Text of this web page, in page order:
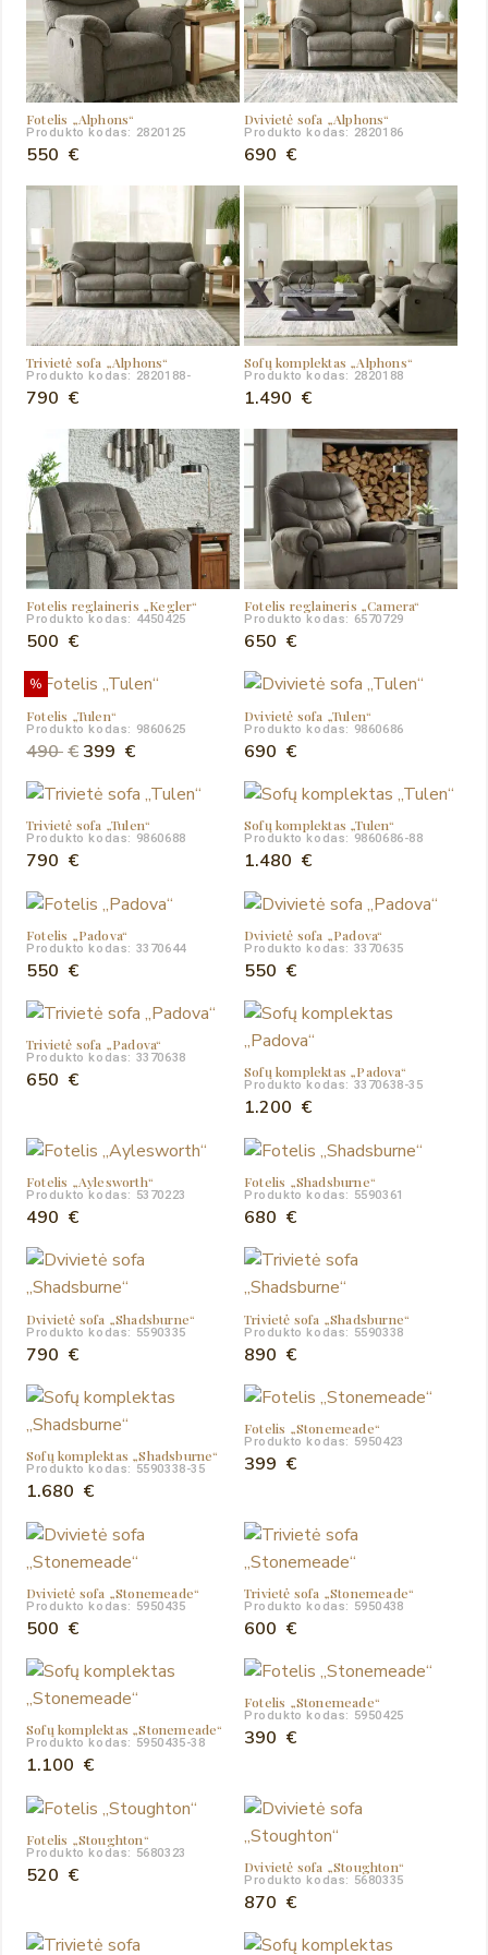
Fotelis „Alphons“
Produkto kodas: 2820125
550 €
Dvivietė sofa „Alphons“
Produkto kodas: 2820186
690 €
Trivietė sofa „Alphons“
Produkto kodas: 2820188-
790 €
Sofų komplektas „Alphons“
Produkto kodas: 2820188
1.490 €
Fotelis reglaineris „Kegler“
Produkto kodas: 4450425
500 €
Fotelis reglaineris „Camera“
Produkto kodas: 6570729
650 €
%
Fotelis „Tulen“
Produkto kodas: 9860625
490€ Original
was:
490 €.
399 €Current
is:
399 €.
Dvivietė sofa „Tulen“
Produkto kodas: 9860686
690 €
Trivietė sofa „Tulen“
Produkto kodas: 9860688
790 €
Sofų komplektas „Tulen“
Produkto kodas: 9860686-88
1.480 €
Fotelis „Padova“
Produkto kodas: 3370644
550 €
Dvivietė sofa „Padova“
Produkto kodas: 3370635
550 €
Trivietė sofa „Padova“
Produkto kodas: 3370638
650 € Sofų komplektas „Padova“
Produkto kodas: 3370638-35
1.200 €
Fotelis „Aylesworth“
Produkto kodas: 5370223
490 €
Fotelis „Shadsburne“
Produkto kodas: 5590361
680 €
Dvivietė sofa „Shadsburne“
Produkto kodas: 5590335
790 €
Trivietė sofa „Shadsburne“
Produkto kodas: 5590338
890 €
Sofų komplektas „Shadsburne“
Produkto kodas: 5590338-35
1.680 €
Fotelis „Stonemeade“
Produkto kodas: 5950423
399 €
Dvivietė sofa „Stonemeade“
Produkto kodas: 5950435
500 €
Trivietė sofa „Stonemeade“
Produkto kodas: 5950438
600 €
Sofų komplektas „Stonemeade“
Produkto kodas: 5950435-38
1.100 €
Fotelis „Stonemeade“
Produkto kodas: 5950425
390 €
Fotelis „Stoughton“
Produkto kodas: 5680323
520 € Dvivietė sofa „Stoughton“
Produkto kodas: 5680335
870 €